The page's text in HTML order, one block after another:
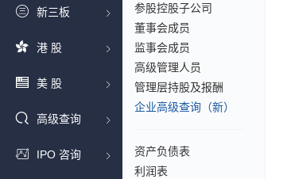
新三板
港 股
美 股
高级查询
IPO 咨询
参股控股子公司
董事会成员
监事会成员
高级管理人员
管理层持股及报酬
企业高级查询（新）
资产负债表
利润表